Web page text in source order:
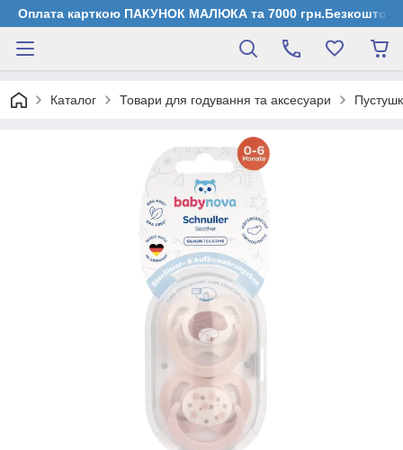
Оплата карткою ПАКУНОК МАЛЮКА та 7000 грн.Безкоштовна
Каталог Товари для годування та аксесуари